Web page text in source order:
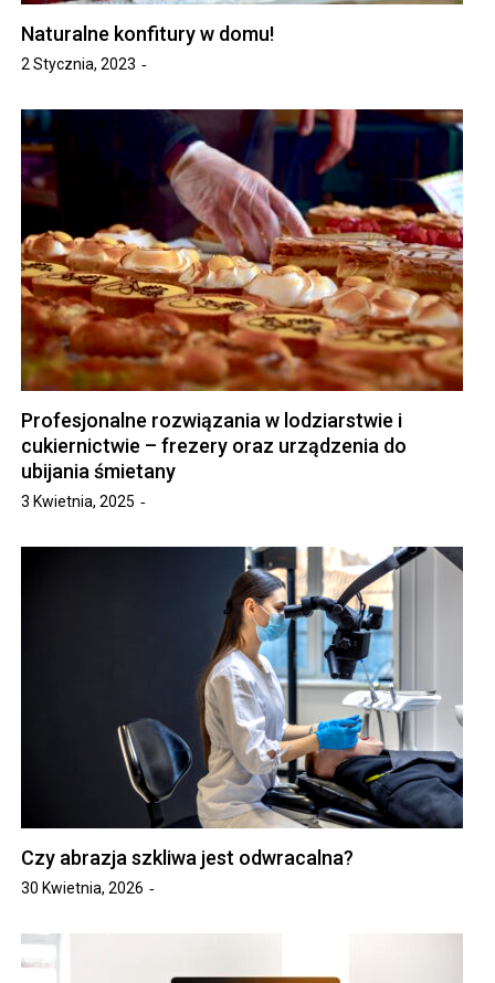
Naturalne konfitury w domu!
2 Stycznia, 2023
Profesjonalne rozwiązania w lodziarstwie i
cukiernictwie – frezery oraz urządzenia do
ubijania śmietany
3 Kwietnia, 2025
Czy abrazja szkliwa jest odwracalna?
30 Kwietnia, 2026